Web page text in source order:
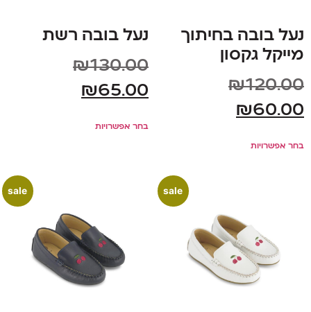
נעל בובה בחיתוך
מייקל גקסון
₪120.00
₪60.00
בחר אפשרויות
נעל בובה רשת
₪130.00
₪65.00
בחר אפשרויות
sale
sale